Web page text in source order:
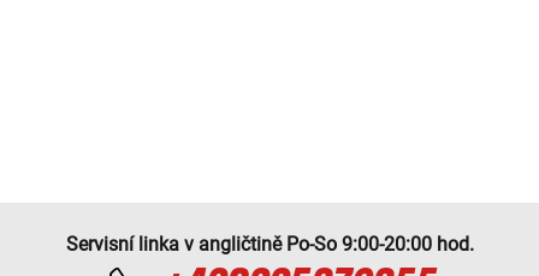
Servisní linka v angličtině Po-So 9:00-20:00 hod.